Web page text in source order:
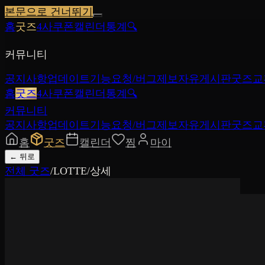
본문으로 건너뛰기
홈굿즈4사쿠폰캘린더 통계 🔍
커뮤니티
공지사항업데이트기능요청/버그제보자유게시판굿즈
홈굿즈4사쿠폰캘린더 통계 🔍
커뮤니티
공지사항업데이트기능요청/버그제보자유게시판굿즈
홈
굿즈 캘린더 찜 마이
← 뒤로
전체 굿즈/LOTTE/상세